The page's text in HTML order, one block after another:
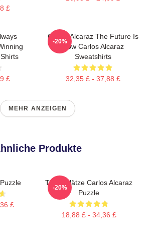
£
£
Carlos Alcaraz The Future Is
Now Carlos Alcaraz
Sweatshirts
32,35 £ - 37,88 £
-20%
MEHR ANZEIGEN
Produkte
£
Tennisplätze Carlos Alcaraz
Puzzle
18,88 £ - 34,36 £
-20%